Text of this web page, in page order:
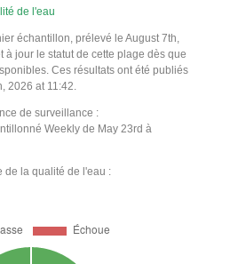
de l'eau
échantillon, prélevé le August 7th,
à jour le statut de cette plage dès que
Ces résultats ont été publiés
2026 at 11:42.
de surveillance :
Weekly de May 23rd à
de la qualité de l'eau :